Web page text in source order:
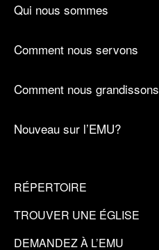
Qui nous sommes
Comment nous servons
Comment nous grandissons
Nouveau sur l’EMU?
RÉPERTOIRE
TROUVER UNE ÉGLISE
DEMANDEZ À L’EMU